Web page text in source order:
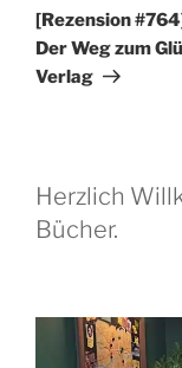
Beitrag
[Rezension
Der Weg zum
Verlag
Herzlich
Bücher.